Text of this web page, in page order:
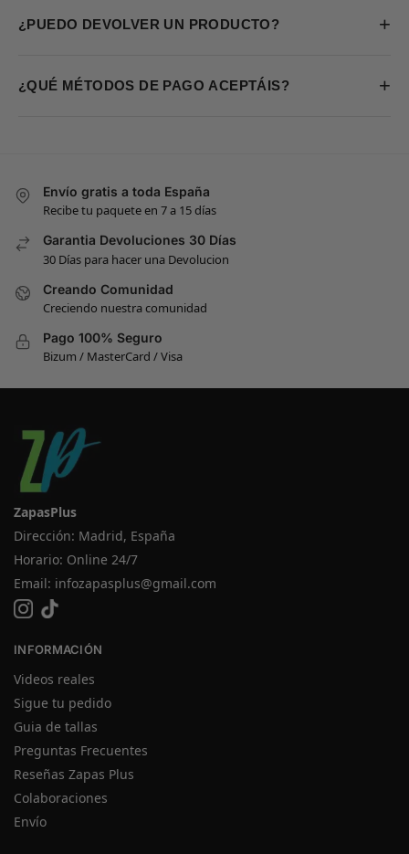
¿PUEDO DEVOLVER UN PRODUCTO? +
¿QUÉ MÉTODOS DE PAGO ACEPTÁIS? +
Envío gratis a toda España
Recibe tu paquete en 7 a 15 días
Garantia Devoluciones 30 Días
30 Días para hacer una Devolucion
Creando Comunidad
Creciendo nuestra comunidad
Pago 100% Seguro
Bizum / MasterCard / Visa
ZapasPlus
Dirección: Madrid, España
Horario: Online 24/7
Email: infozapasplus@gmail.com
INFORMACIÓN
Videos reales
Sigue tu pedido
Guia de tallas
Preguntas Frecuentes
Reseñas Zapas Plus
Colaboraciones
Envío